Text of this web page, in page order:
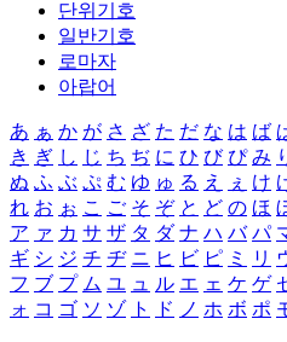
단위기호
일반기호
로마자
아랍어
あ ぁ か が さ ざ た だ な は ば
き ぎ し じ ち ぢ に ひ び ぴ み
ぬ ふ ぶ ぷ む ゆ ゅ る え ぇ け
れ お ぉ こ ご そ ぞ と ど の ほ
ア ァ カ サ ザ タ ダ ナ ハ バ パ
ギ シ ジ チ ヂ ニ ヒ ビ ピ ミ リ
フ ブ プ ム ユ ュ ル エ ェ ケ ゲ
ォ コ ゴ ソ ゾ ト ド ノ ホ ボ ポ